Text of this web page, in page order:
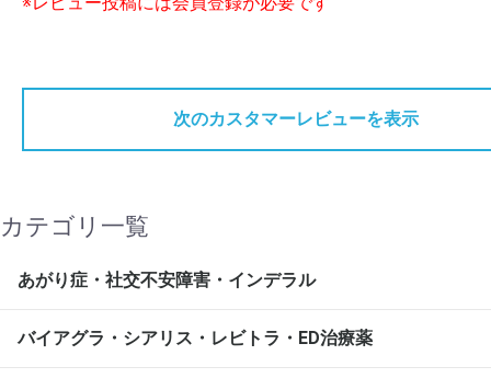
次のカスタマーレビューを表示
カテゴリ一覧
あがり症・社交不安障害・インデラル
バイアグラ・シアリス・レビトラ・ED治療薬